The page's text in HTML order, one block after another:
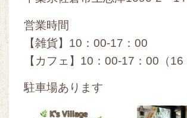
営業時間
【雑貨】10：00-17：00
【カフェ】10：00-17：00（16
駐車場あります